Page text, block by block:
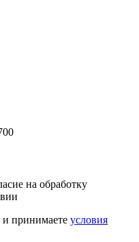
на обработку
и принимаете условия